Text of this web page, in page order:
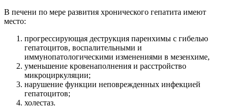
В печени по мере развития хронического гепатита имеют
место:
прогрессирующая деструкция паренхимы с гибелью
гепатоцитов, воспалительными и
иммунопатологическими изменениями в мезенхиме,
уменьшение кровенаполнения и расстройство
микроциркуляции;
нарушение функции неповрежденных инфекцией
гепатоцитов;
холестаз.